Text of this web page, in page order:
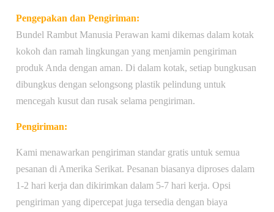
Pengepakan dan Pengiriman:
Bundel Rambut Manusia Perawan kami dikemas dalam kotak
kokoh dan ramah lingkungan yang menjamin pengiriman
produk Anda dengan aman. Di dalam kotak, setiap bungkusan
dibungkus dengan selongsong plastik pelindung untuk
mencegah kusut dan rusak selama pengiriman.
Pengiriman:
Kami menawarkan pengiriman standar gratis untuk semua
pesanan di Amerika Serikat. Pesanan biasanya diproses dalam
1-2 hari kerja dan dikirimkan dalam 5-7 hari kerja. Opsi
pengiriman yang dipercepat juga tersedia dengan biaya